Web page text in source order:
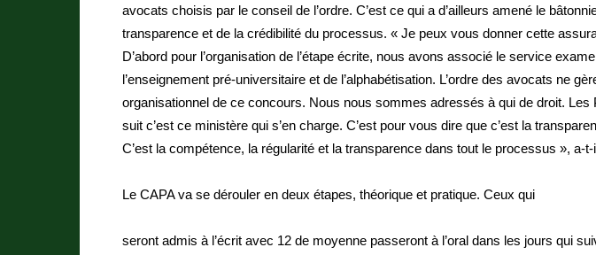
avocats choisis par le conseil de l’ordre. C’est ce qui a d’ailleurs amené le
transparence et de la crédibilité du processus. « Je peux vous donner cette
D’abord pour l’organisation de l’étape écrite, nous avons associé le service
l’enseignement pré-universitaire et de l’alphabétisation. L’ordre des avocats ne
organisationnel de ce concours. Nous nous sommes adressés à qui de droit. Les
suit c’est ce ministère qui s’en charge. C’est pour vous dire que c’est la
C’est la compétence, la régularité et la transparence dans tout le processus », a-t-
Le CAPA va se dérouler en deux étapes, théorique et pratique. Ceux qui
seront admis à l’écrit avec 12 de moyenne passeront à l’oral dans les jours qui